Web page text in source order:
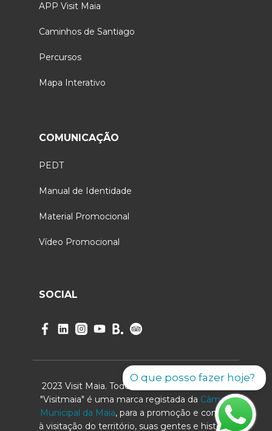
O que posso fazer hoje?
APP Visit Maia
Caminhos de Santiago
Percursos
Mapa Interativo
COMUNICAÇÃO
PEDT
Manual de Identidade
Material Promocional
Vídeo Promocional
SOCIAL
2023 Visit Maia. Todos os direitos reservados.
"Visitmaia" é uma marca registada da Câmara
Municipal da Maia, para a promoção e convite
à visitação do território, suas gentes e história.